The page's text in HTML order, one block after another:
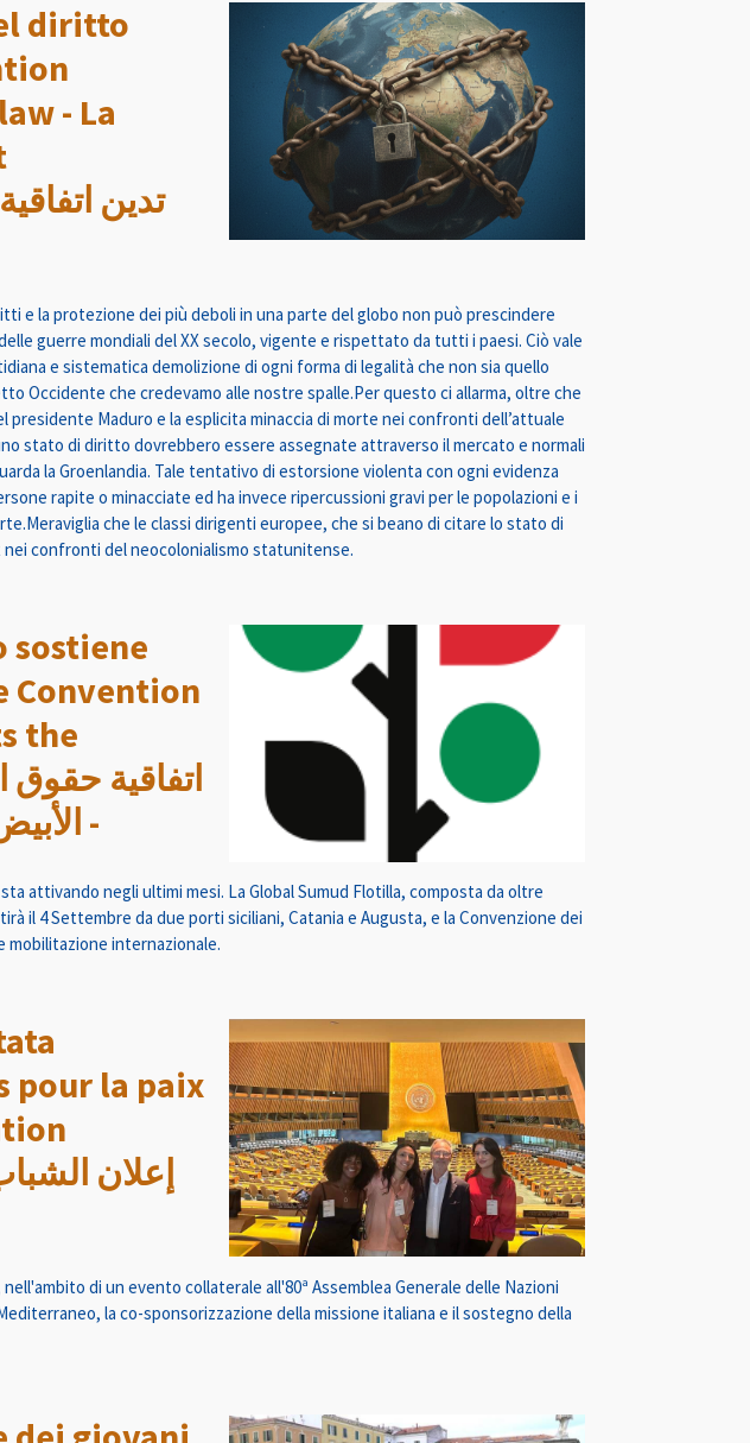
diritto
- La
e la protezione dei più deboli in una parte del globo non può prescindere
guerre mondiali del XX secolo, vigente e rispettato da tutti i paesi. Ciò vale
e sistematica demolizione di ogni forma di legalità che non sia quello
Occidente che credevamo alle nostre spalle.Per questo ci allarma, oltre che
Maduro e la esplicita minaccia di morte nei confronti dell’attuale
stato di diritto dovrebbero essere assegnate attraverso il mercato e normali
la Groenlandia. Tale tentativo di estorsione violenta con ogni evidenza
rapite o minacciate ed ha invece ripercussioni gravi per le popolazioni e i
che le classi dirigenti europee, che si beano di citare lo stato di
confronti del neocolonialismo statunitense.
sostiene
Convention
the
الأبيض المتوسط ​​تدعم مبادرة أسطول الصمود العالمي -
attivando negli ultimi mesi. La Global Sumud Flotilla, composta da oltre
il 4 Settembre da due porti siciliani, Catania e Augusta, e la Convenzione dei
mobilitazione internazionale.
pour la paix
di un evento collaterale all'80ª Assemblea Generale delle Nazioni
la co-sponsorizzazione della missione italiana e il sostegno della